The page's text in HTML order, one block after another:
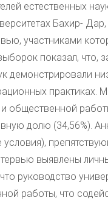
естественных
Бахир-
участниками
показал, что,
демонстрировали
практиках.
общественной
долю (34,56%).
выявлены
руководство
работы, что